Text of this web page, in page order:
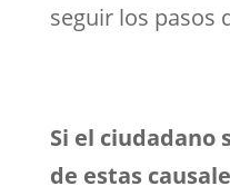
seguir los pasos
Si el ciudadano
de estas